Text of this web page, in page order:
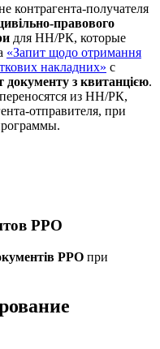
контрагента-получателя
правового
для НН/РК, которые
«Запит щодо отримання
накладних» с
документу з квитанцією.
из НН/РК,
отправителя, при
РРО
РРО при